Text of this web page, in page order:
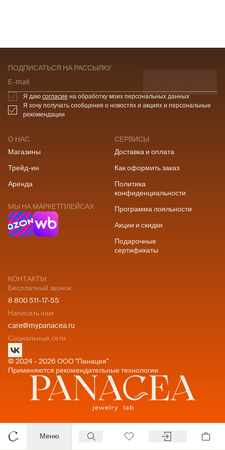
Меню
О НАС
Магазины
Трейд-ин
Аренда
МЫ НА МАРКЕТПЛЕЙСАХ
СЕРВИСЫ
Доставка и оплата
Как оформить заказ
Политика
конфиденциальности
Программа лояльности
Акции и скидки
Подарочные
сертификаты
КОНТАКТЫ
Бесплатный звонок
8 800 511-17-55
Написать нам
care@mypanacea.ru
Социальные сети
© 2024 - 2026 ООО "Панацея"
Применяются рекомендательные технологии
ПОДПИСАТЬСЯ НА РАССЫЛКУ
E-mail
Я даю согласие на обработку моих персональных данных
Я хочу получать сообщения о новостях и акциях и персональные
рекомендации